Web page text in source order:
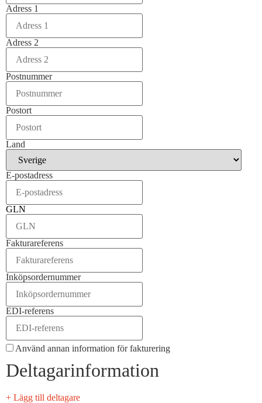
Adress 1
Adress 2
Postnummer
Postort
Land
E-postadress
GLN
Fakturareferens
Inköpsordernummer
EDI-referens
Använd annan information för fakturering
Deltagarinformation
+ Lägg till deltagare